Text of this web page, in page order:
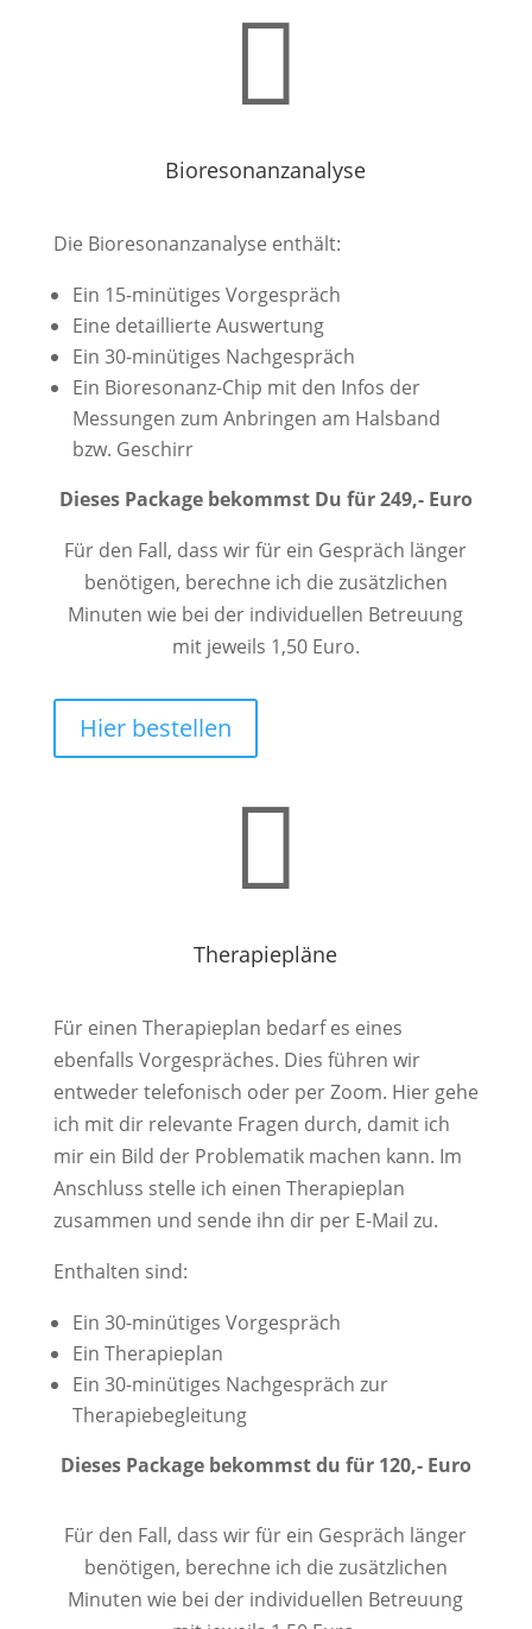

Bioresonanzanalyse
Die Bioresonanzanalyse enthält:
Ein 15-minütiges Vorgespräch
Eine detaillierte Auswertung
Ein 30-minütiges Nachgespräch
Ein Bioresonanz-Chip mit den Infos der
Messungen zum Anbringen am Halsband
bzw. Geschirr
Dieses Package bekommst Du für 249,- Euro
Für den Fall, dass wir für ein Gespräch länger
benötigen, berechne ich die zusätzlichen
Minuten wie bei der individuellen Betreuung
mit jeweils 1,50 Euro.
Hier bestellen

Therapiepläne
Für einen Therapieplan bedarf es eines
ebenfalls Vorgespräches. Dies führen wir
entweder telefonisch oder per Zoom. Hier gehe
ich mit dir relevante Fragen durch, damit ich
mir ein Bild der Problematik machen kann. Im
Anschluss stelle ich einen Therapieplan
zusammen und sende ihn dir per E-Mail zu.
Enthalten sind:
Ein 30-minütiges Vorgespräch
Ein Therapieplan
Ein 30-minütiges Nachgespräch zur
Therapiebegleitung
Dieses Package bekommst du für 120,- Euro
Für den Fall, dass wir für ein Gespräch länger
benötigen, berechne ich die zusätzlichen
Minuten wie bei der individuellen Betreuung